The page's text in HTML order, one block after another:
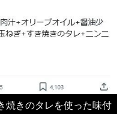
焼きのタレを使った味付